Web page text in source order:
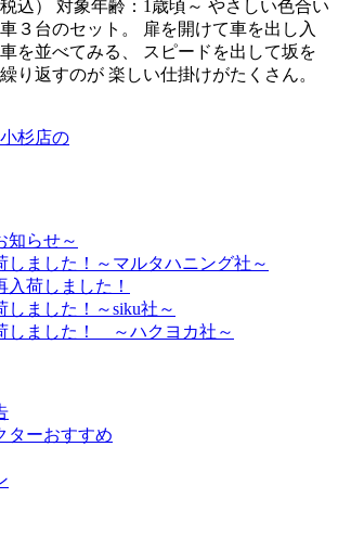
込） 対象年齢：1歳頃～ やさしい色合い
３台のセット。 扉を開けて車を出し入
を並べてみる、 スピードを出して坂を
り返すのが 楽しい仕掛けがたくさん。
杉店の
知らせ～
しました！～マルタハニング社～
入荷しました！
しました！～siku社～
しました！ ～ハクヨカ社～
ターおすすめ